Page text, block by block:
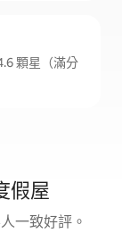
顆星（滿分
假屋
一致好評。